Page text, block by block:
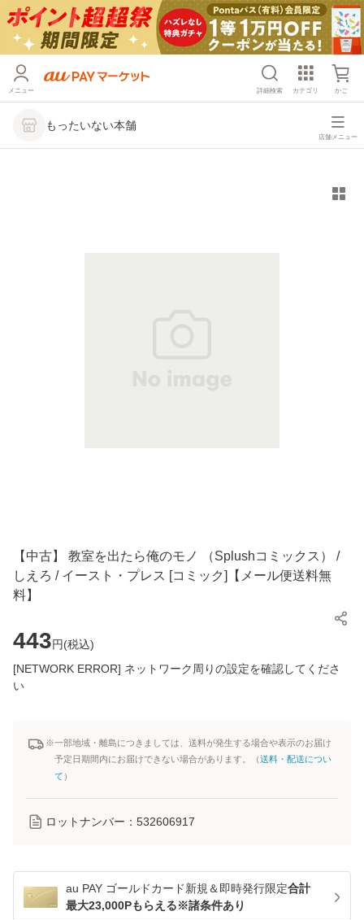
メニュー 詳細検索 カテゴリ かご
もったいない本舗
店舗メニュー
【中古】 教室を出たら俺のモノ （Splushコミックス） /
しえろ / イースト・プレス [コミック]【メール便送料無
料】
443円(税込)
[NETWORK ERROR] ネットワーク周りの設定を確認してくださ
い
※一部地域・離島につきましては、送料が発生する場合や表示のお届け
予定日期間内にお届けできない場合があります。（送料・配送につい
て ）
ロットナンバー： 532606917
au PAY ゴールドカード新規＆即時発行限定合計
最大23,000Pもらえる※諸条件あり